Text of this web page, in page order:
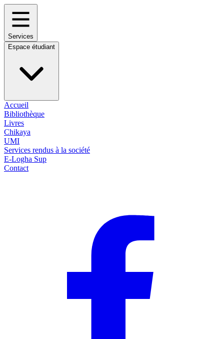
Services
Espace étudiant
Accueil
Bibliothèque
Livres
Chikaya
UMI
Services rendus à la société
E-Logha Sup
Contact